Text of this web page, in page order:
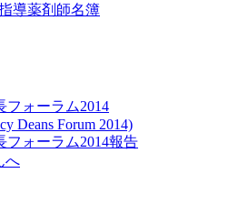
導薬剤師名簿
フォーラム2014
Deans Forum 2014)
フォーラム2014報告